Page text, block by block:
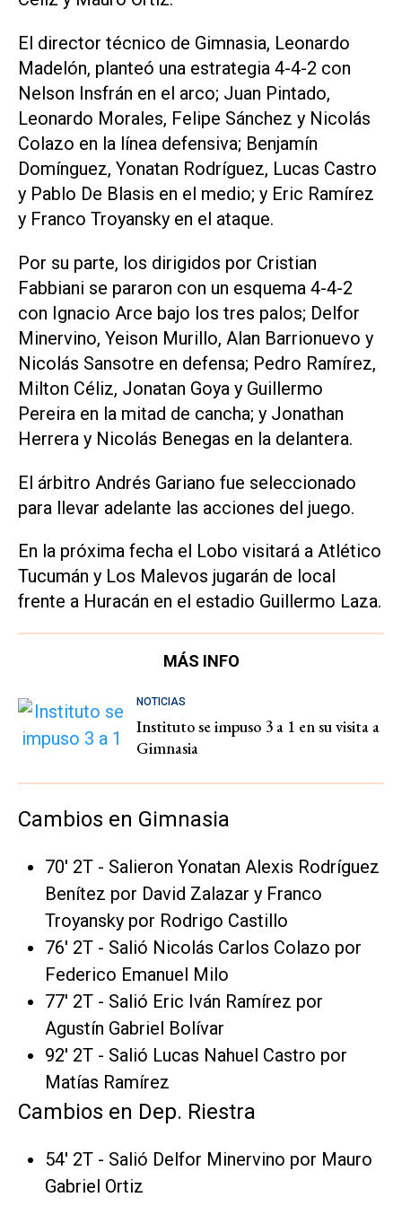
El director técnico de Gimnasia, Leonardo
Madelón, planteó una estrategia 4-4-2 con
Nelson Insfrán en el arco; Juan Pintado,
Leonardo Morales, Felipe Sánchez y Nicolás
Colazo en la línea defensiva; Benjamín
Domínguez, Yonatan Rodríguez, Lucas Castro
y Pablo De Blasis en el medio; y Eric Ramírez
y Franco Troyansky en el ataque.
Por su parte, los dirigidos por Cristian
Fabbiani se pararon con un esquema 4-4-2
con Ignacio Arce bajo los tres palos; Delfor
Minervino, Yeison Murillo, Alan Barrionuevo y
Nicolás Sansotre en defensa; Pedro Ramírez,
Milton Céliz, Jonatan Goya y Guillermo
Pereira en la mitad de cancha; y Jonathan
Herrera y Nicolás Benegas en la delantera.
El árbitro Andrés Gariano fue seleccionado
para llevar adelante las acciones del juego.
En la próxima fecha el Lobo visitará a Atlético
Tucumán y Los Malevos jugarán de local
frente a Huracán en el estadio Guillermo Laza.
MÁS INFO
NOTICIAS
Instituto se impuso 3 a 1 en su visita a
Gimnasia
Cambios en Gimnasia
70' 2T - Salieron Yonatan Alexis Rodríguez
Benítez por David Zalazar y Franco
Troyansky por Rodrigo Castillo
76' 2T - Salió Nicolás Carlos Colazo por
Federico Emanuel Milo
77' 2T - Salió Eric Iván Ramírez por
Agustín Gabriel Bolívar
92' 2T - Salió Lucas Nahuel Castro por
Matías Ramírez
Cambios en Dep. Riestra
54' 2T - Salió Delfor Minervino por Mauro
Gabriel Ortiz